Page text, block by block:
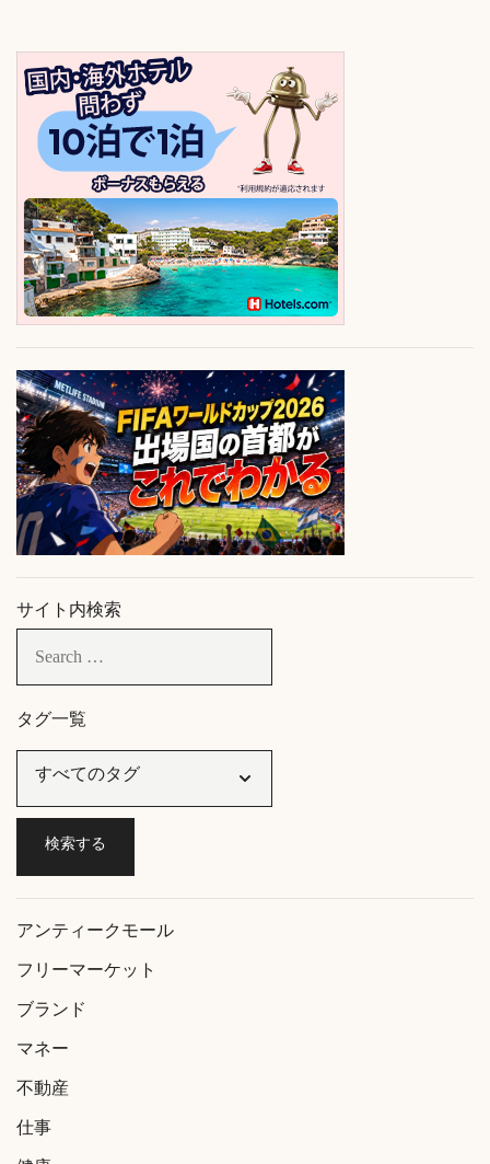
サイト内検索
タグ一覧
アンティークモール
フリーマーケット
ブランド
マネー
不動産
仕事